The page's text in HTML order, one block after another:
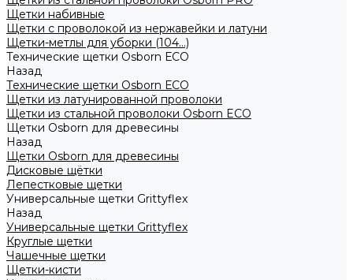
Щетки набивные
Щетки с проволокой из нержавейки и латуни
Щетки-метлы для уборки (104...)
Технические щетки Osborn ЕСО
Назад
Технические щетки Osborn ЕСО
Щетки из латунированной проволоки
Щетки из стальной проволоки Osborn ECO
Щетки Osborn для древесины
Назад
Щетки Osborn для древесины
Дисковые щётки
Лепестковые щетки
Универсальные щетки Grittyflex
Назад
Универсальные щетки Grittyflex
Круглые щетки
Чашечные щетки
Щетки-кисти